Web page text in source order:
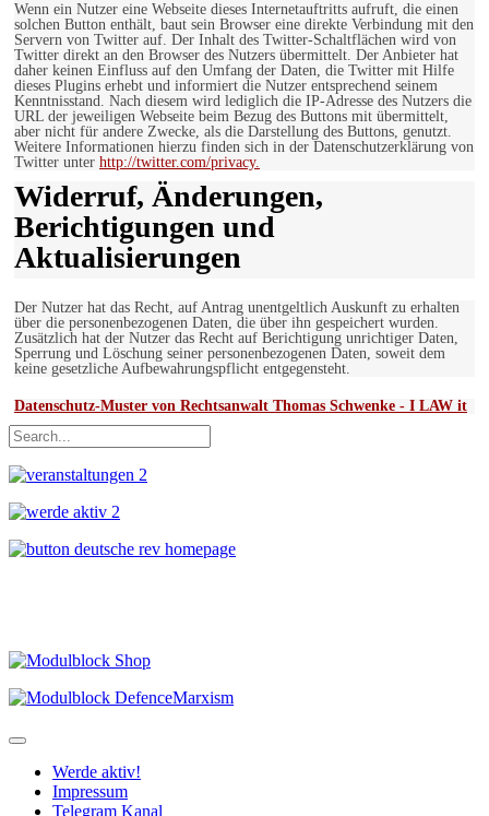
Wenn ein Nutzer eine Webseite dieses Internetauftritts aufruft, die einen
solchen Button enthält, baut sein Browser eine direkte Verbindung mit den
Servern von Twitter auf. Der Inhalt des Twitter-Schaltflächen wird von
Twitter direkt an den Browser des Nutzers übermittelt. Der Anbieter hat
daher keinen Einfluss auf den Umfang der Daten, die Twitter mit Hilfe
dieses Plugins erhebt und informiert die Nutzer entsprechend seinem
Kenntnisstand. Nach diesem wird lediglich die IP-Adresse des Nutzers die
URL der jeweiligen Webseite beim Bezug des Buttons mit übermittelt,
aber nicht für andere Zwecke, als die Darstellung des Buttons, genutzt.
Weitere Informationen hierzu finden sich in der Datenschutzerklärung von
Twitter unter http://twitter.com/privacy.
Widerruf, Änderungen,
Berichtigungen und
Aktualisierungen
Der Nutzer hat das Recht, auf Antrag unentgeltlich Auskunft zu erhalten
über die personenbezogenen Daten, die über ihn gespeichert wurden.
Zusätzlich hat der Nutzer das Recht auf Berichtigung unrichtiger Daten,
Sperrung und Löschung seiner personenbezogenen Daten, soweit dem
keine gesetzliche Aufbewahrungspflicht entgegensteht.
Datenschutz-Muster von Rechtsanwalt Thomas Schwenke - I LAW it
Werde aktiv!
Impressum
Telegram Kanal